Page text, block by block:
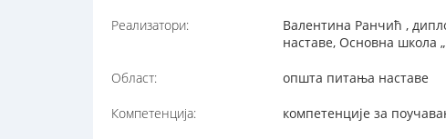
Реализатори:
Валентина Ранчић ,
наставе, Основна школа
Област: општа питања наставе
Компетенција: компетенције за